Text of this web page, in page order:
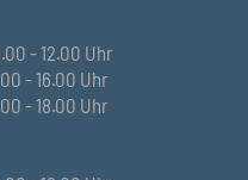
- 12.00 Uhr
- 16.00 Uhr
- 18.00 Uhr